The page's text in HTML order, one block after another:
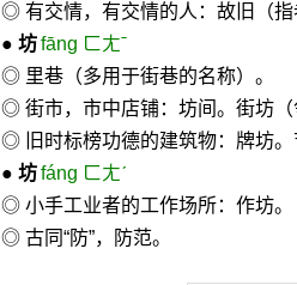
◎ 有交情，有交情的人：故旧（指
● 坊 fāng ㄈㄤˉ
◎ 里巷（多用于街巷的名称）。
◎ 街市，市中店铺：坊间。街坊（
◎ 旧时标榜功德的建筑物：牌坊。
● 坊 fáng ㄈㄤˊ
◎ 小手工业者的工作场所：作坊。
◎ 古同“防”，防范。